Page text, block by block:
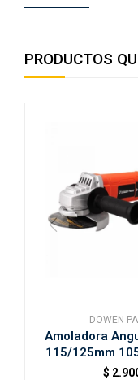
PRODUCTOS
DOWEN
Amoladora
115/125mm
Pagio
$